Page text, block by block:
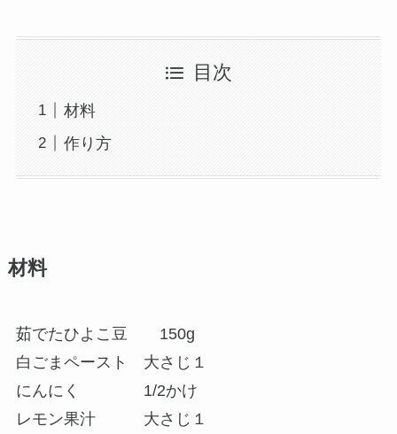
目次
材料
作り方
材料
茹でたひよこ豆 150g
白ごまペースト 大さじ１
にんにく 1/2かけ
レモン果汁 大さじ１